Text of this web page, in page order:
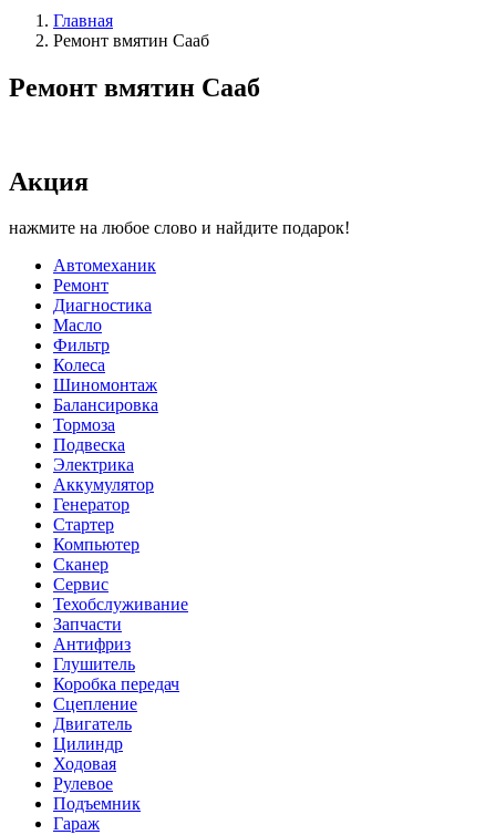
Главная
Ремонт вмятин Сааб
Ремонт вмятин Сааб
Акция
нажмите на любое слово и найдите подарок!
Автомеханик
Ремонт
Диагностика
Масло
Фильтр
Колеса
Шиномонтаж
Балансировка
Тормоза
Подвеска
Электрика
Аккумулятор
Генератор
Стартер
Компьютер
Сканер
Сервис
Техобслуживание
Запчасти
Антифриз
Глушитель
Коробка передач
Сцепление
Двигатель
Цилиндр
Ходовая
Рулевое
Подъемник
Гараж